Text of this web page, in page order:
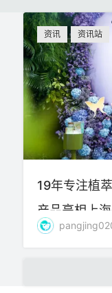
资讯 资讯站
19年专注植
产品亮相上